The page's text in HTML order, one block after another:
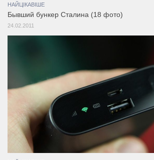
НАЙЦІКАВІШЕ
Бывший бункер Сталина (18 фото)
24.02.2011